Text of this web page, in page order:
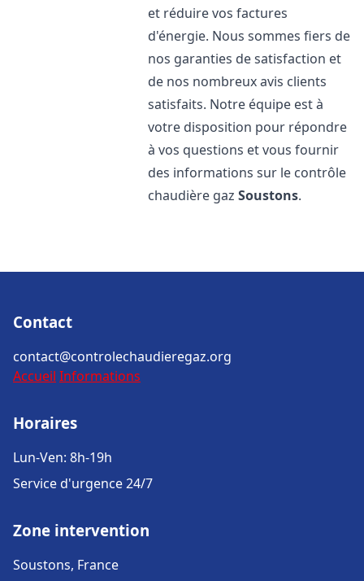
et réduire vos factures
d'énergie. Nous sommes fiers de
nos garanties de satisfaction et
de nos nombreux avis clients
satisfaits. Notre équipe est à
votre disposition pour répondre
à vos questions et vous fournir
des informations sur le contrôle
chaudière gazSoustons.
Contact
contact@controlechaudieregaz.org
Accueil Informations
Horaires
Lun-Ven: 8h-19h
Service d'urgence 24/7
Zone intervention
Soustons, France